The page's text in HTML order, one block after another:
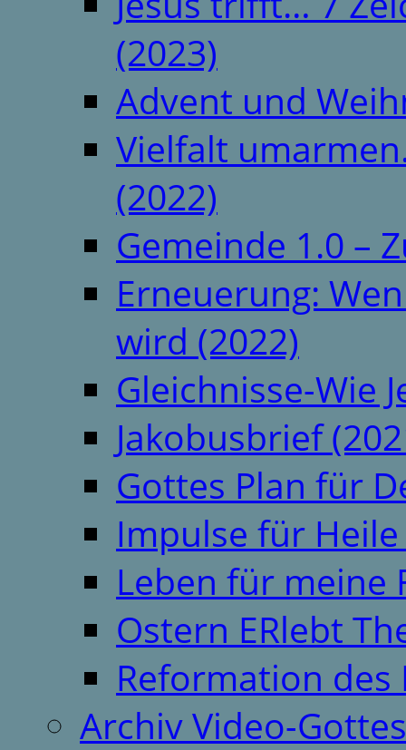
(2023)
Advent und
Vielfalt
(2022)
Gemeinde 1.0 –
Erneuerung:
wird (2022)
Gleichnisse-Wie
Jakobusbrief
Gottes Plan für
Impulse für
Leben für meine
Ostern ERlebt
Reformation des
Archiv Video-